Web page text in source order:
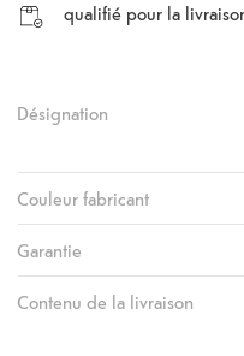
qualifié pour la
Désignation
Couleur fabricant
Garantie
Contenu de la livraison